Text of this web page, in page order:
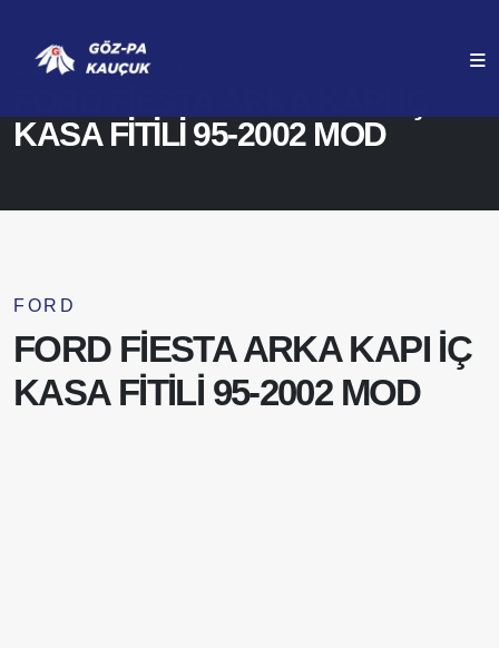
KASA FİTİLİ 95-2002 MOD
ANASAYFA ÜRÜNLERIMIZ
FORD
FORD FİESTA ARKA KAPI İÇ
KASA FİTİLİ 95-2002 MOD